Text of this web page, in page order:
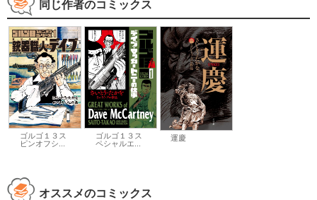
同じ作者のコミックス
ゴルゴ１３ス
ピンオフシ...
ゴルゴ１３ス
ペシャルエ...
運慶
オススメのコミックス